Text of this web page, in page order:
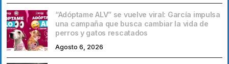
“Adóptame ALV” se vuelve viral: García impulsa
una campaña que busca cambiar la vida de
perros y gatos rescatados
Agosto 6, 2026